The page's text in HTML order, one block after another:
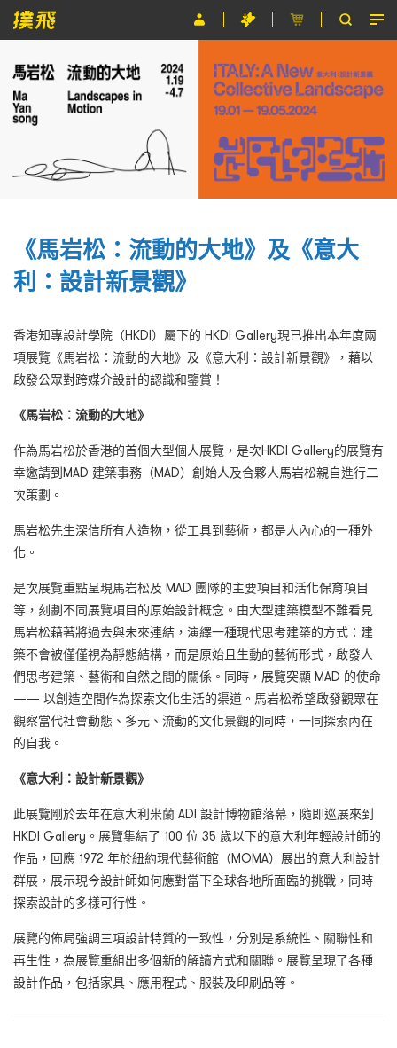
節目
主辦單位
條款及細則
《馬岩松：流動的大地》及《意大
利：設計新景觀》
香港知專設計學院（HKDI）屬下的 HKDI Gallery現已推出本年度兩
項展覽《馬岩松：流動的大地》及《意大利：設計新景觀》，藉以
啟發公眾對跨媒介設計的認識和鑒賞！
《馬岩松：流動的大地》
作為馬岩松於香港的首個大型個人展覽，是次HKDI Gallery的展覽有
幸邀請到MAD 建築事務（MAD）創始人及合夥人馬岩松親自進行二
次策劃。
馬岩松先生深信所有人造物，從工具到藝術，都是人內心的一種外
化。
是次展覽重點呈現馬岩松及 MAD 團隊的主要項目和活化保育項目
等，刻劃不同展覽項目的原始設計概念。由大型建築模型不難看見
馬岩松藉著將過去與未來連結，演繹一種現代思考建築的方式：建
築不會被僅僅視為靜態結構，而是原始且生動的藝術形式，啟發人
們思考建築、藝術和自然之間的關係。同時，展覽突顯 MAD 的使命
—— 以創造空間作為探索文化生活的渠道。馬岩松希望啟發觀眾在
觀察當代社會動態、多元、流動的文化景觀的同時，一同探索內在
的自我。
《意大利：設計新景觀》
此展覽剛於去年在意大利米蘭 ADI 設計博物館落幕，隨即巡展來到
HKDI Gallery。展覽集結了 100 位 35 歲以下的意大利年輕設計師的
作品，回應 1972 年於紐約現代藝術館（MOMA）展出的意大利設計
群展，展示現今設計師如何應對當下全球各地所面臨的挑戰，同時
探索設計的多樣可行性。
展覽的佈局強調三項設計特質的一致性，分別是系統性、關聯性和
再生性，為展覽重組出多個新的解讀方式和關聯。展覽呈現了各種
設計作品，包括家具、應用程式、服裝及印刷品等。